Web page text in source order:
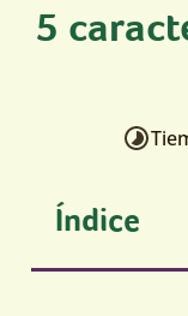
5
Índice